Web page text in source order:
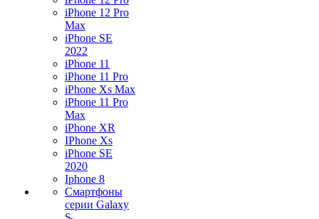
iPhone 12 Pro
Max
iPhone SE
2022
iPhone 11
iPhone 11 Pro
iPhone Xs Max
iPhone 11 Pro
Max
iPhone XR
IPhone Xs
iPhone SE
2020
Iphone 8
Смартфоны
серии Galaxy